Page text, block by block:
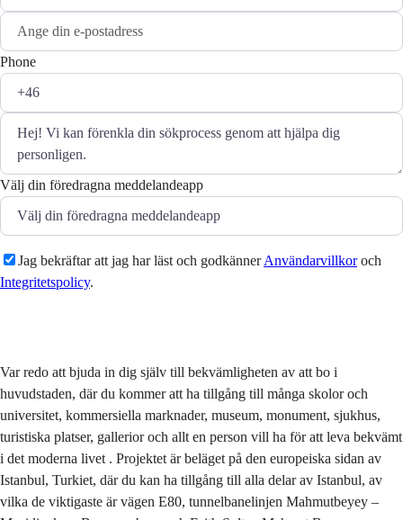
Phone
Välj din föredragna meddelandeapp
Jag bekräftar att jag har läst och godkännerAnvändarvillkoroch
Integritetspolicy.
Var redo att bjuda in dig själv till bekvämligheten av att bo i
huvudstaden, där du kommer att ha tillgång till många skolor och
universitet, kommersiella marknader, museum, monument, sjukhus,
turistiska platser, gallerior och allt en person vill ha för att leva bekvämt
i det moderna livet . Projektet är beläget på den europeiska sidan av
Istanbul, Turkiet, där du kan ha tillgång till alla delar av Istanbul, av
vilka de viktigaste är vägen E80, tunnelbanelinjen Mahmutbeyey –